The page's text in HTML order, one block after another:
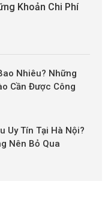
Khoản Chi Phí
Nhiêu? Những
Cần Được Công
Uy Tín Tại Hà Nội?
Nên Bỏ Qua